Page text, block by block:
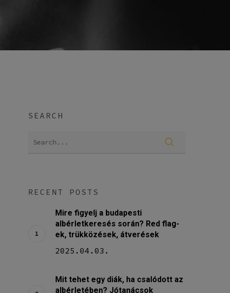
SEARCH
RECENT POSTS
Mire figyelj a budapesti
albérletkeresés során? Red flag-
ek, trükközések, átverések
2025.04.03.
Mit tehet egy diák, ha csalódott az
albérletében? Jótanácsok